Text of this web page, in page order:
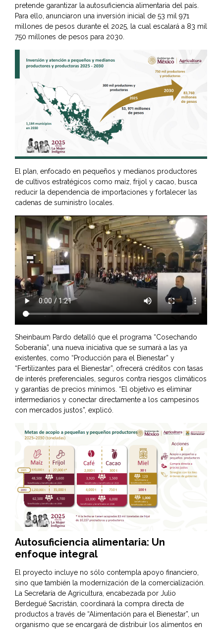
pretende garantizar la autosuficiencia alimentaria del país.
Para ello, anunciaron una inversión inicial de 53 mil 971
millones de pesos durante el 2025, la cual escalará a 83 mil
750 millones de pesos para 2030.
El plan, enfocado en pequeños y medianos productores
de cultivos estratégicos como maíz, frijol y cacao, busca
reducir la dependencia de importaciones y fortalecer las
cadenas de suministro locales.
Sheinbaum Pardo detalló que el programa “Cosechando
Soberanía”, una nueva iniciativa que se sumará a las ya
existentes, como “Producción para el Bienestar” y
“Fertilizantes para el Bienestar”, ofrecerá créditos con tasas
de interés preferenciales, seguros contra riesgos climáticos
y garantías de precios mínimos. “El objetivo es eliminar
intermediarios y conectar directamente a los campesinos
con mercados justos”, explicó.
Autosuficiencia alimentaria: Un
enfoque integral
El proyecto incluye no sólo contempla apoyo financiero,
sino que también la modernización de la comercialización.
La Secretaría de Agricultura, encabezada por Julio
Berdegué Sacristán, coordinará la compra directa de
productos a través de “Alimentación para el Bienestar”, un
organismo que se encargará de distribuir los alimentos en